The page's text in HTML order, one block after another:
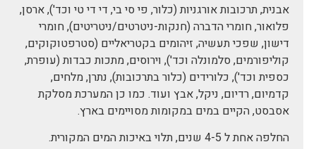
אבנית, תרכובות אורגניות (כלור, פי סי בי, די די טי וכד'), ארסן,
פלואור, חומרי הדברה (חנקות-ניטרטים/ניטריטים), חומרי
דישון, שפכי תעשיה, זיהומים בקטריאליים (סטרפטוקוקים,
קוליפורמים, סלמונלה וכד'), וירוסים, מתכות כבדות (עופרת,
כספית וכד'), כלורידים (כלור בתרכובות), נתרן, מלחים,
קדמיום, רדיום, ניקל, אבץ ועוד. כמו כן המערכת מסלקת
אסבסט, הקיים במים במקומות מסויימים בארץ.
החלפה אחת ל 4-5 שנים, תלוי באיכות המים המקורית.